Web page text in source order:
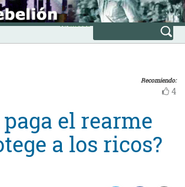
Avanzada
Recomiendo:
4
el rearme
a los ricos?